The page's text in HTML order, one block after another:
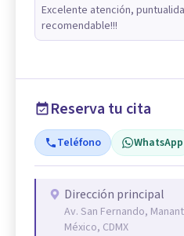
Excelente atención,
recomendable!!!
Reserva tu cita
Teléfono WhatsApp
Dirección principal
Av. San Fernando,
México, CDMX